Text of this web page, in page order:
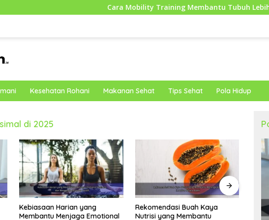
Cara Mobility Training Membantu Tubuh Lebih Fleksibel
Kesehatan Rohani Makanan Sehat Tips Sehat Pola Hidup
di 2025
Rekomendasi Buah Kaya
Nutrisi yang Membantu
Strategi Hidup Sehat bagi
Karyawan Kantoran untuk